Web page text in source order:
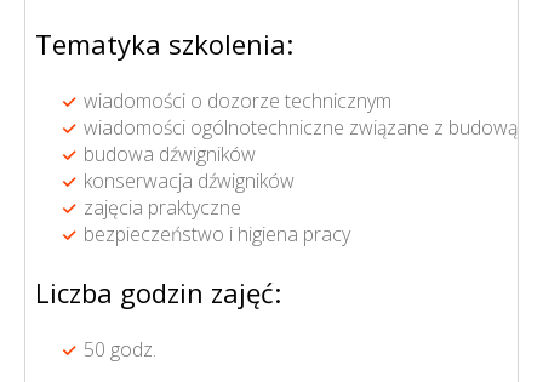
Tematyka szkolenia:
wiadomości o dozorze technicznym
wiadomości ogólnotechniczne związane z budową i
budowa dźwigników
konserwacja dźwigników
zajęcia praktyczne
bezpieczeństwo i higiena pracy
Liczba godzin zajęć:
50 godz.